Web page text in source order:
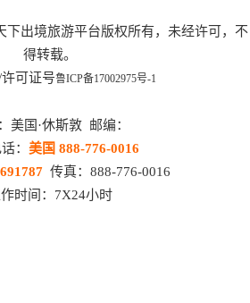
下出境旅游平台版权所有，未经许可，不
得转载。
可证号鲁ICP备17002975号-1
美国·休斯敦 邮编：
： 美国 888-776-0016
传真：888-776-0016
时间：7X24小时